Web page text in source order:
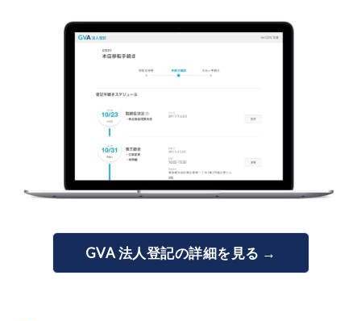
GVA 法人登記の詳細を見る →